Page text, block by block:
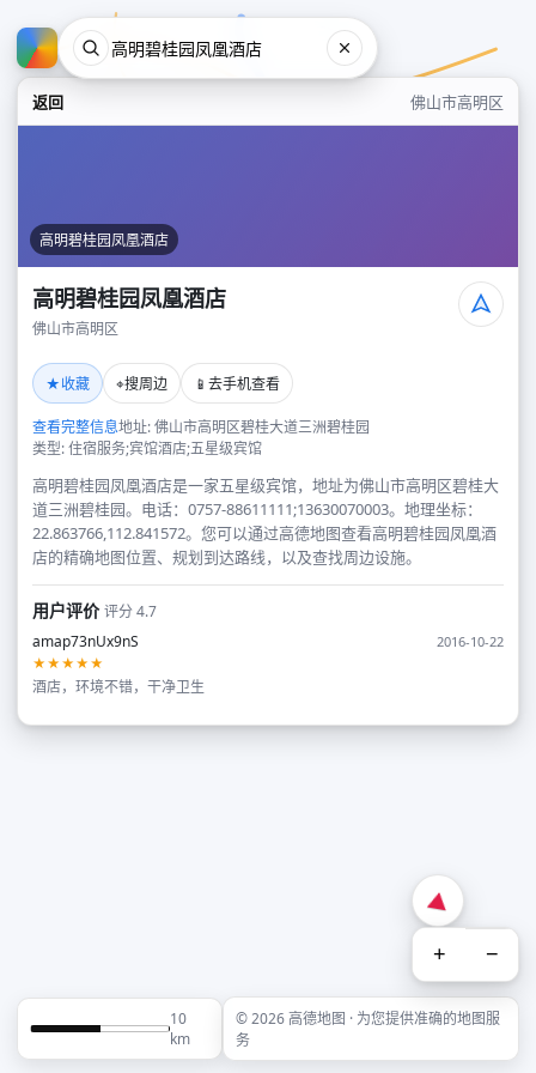
返回 佛山市高明区
高明碧桂园凤凰酒店
高明碧桂园凤凰酒店
佛山市高明区
★收藏 ⌖搜周边 📱 去手机查看
查看完整信息地址: 佛山市高明区碧桂大道三洲碧桂园
类型: 住宿服务;宾馆酒店;五星级宾馆
高明碧桂园凤凰酒店是一家五星级宾馆，地址为佛山市高明区碧桂大
道三洲碧桂园。电话：0757-88611111;13630070003。地理坐标：
22.863766,112.841572。您可以通过高德地图查看高明碧桂园凤凰酒
店的精确地图位置、规划到达路线，以及查找周边设施。
用户评价评分 4.7
amap73nUx9nS
2016-10-22
★★★★★
酒店，环境不错，干净卫生
+ −
10
km
© 2026 高德地图 · 为您提供准确的地图服
务